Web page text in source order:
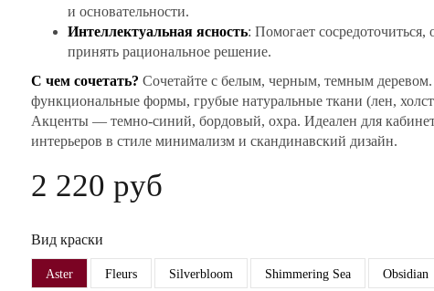
и основательности.
Интеллектуальная ясность: Помогает сосредоточиться,
принять рациональное решение.
С чем сочетать? Сочетайте с белым, черным, темным
функциональные формы, грубые натуральные ткани (лен,
Акценты — темно-синий, бордовый, охра. Идеален для
интерьеров в стиле минимализм и скандинавский дизайн.
2 220 руб
Вид краски
Aster Fleurs Silverbloom Shimmering Sea Obsidian